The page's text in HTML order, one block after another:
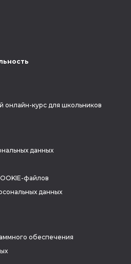
онлайн-курс для школьников
данных
файлов
данных
обеспечения